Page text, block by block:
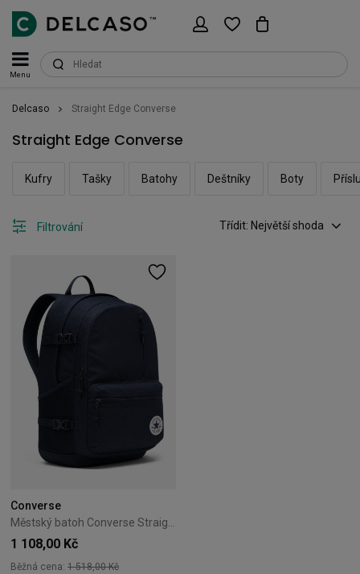
Menu
Delcaso Straight Edge Converse
Straight Edge Converse
Kufry Tašky Batohy Deštníky Boty
Třídit: Největší shoda
Filtrování
Converse
1 108,00 Kč
Běžná cena: 1 518,00 Kč